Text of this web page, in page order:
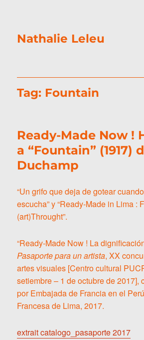
Nathalie Leleu
Tag: Fountain
Ready-Made Now !
a “Fountain” (1917)
Duchamp
“Un grifo que deja de gotear
escucha” y “Ready-Made in Lima :
(art)Throught”.
“Ready-Made Now ! La
Pasaporte para un artista, XX
artes visuales [Centro cultural
setiembre – 1 de octubre de 2017],
por Embajada de Francia en el
Francesa de Lima, 2017.
extrait catalogo_pasaporte 2017